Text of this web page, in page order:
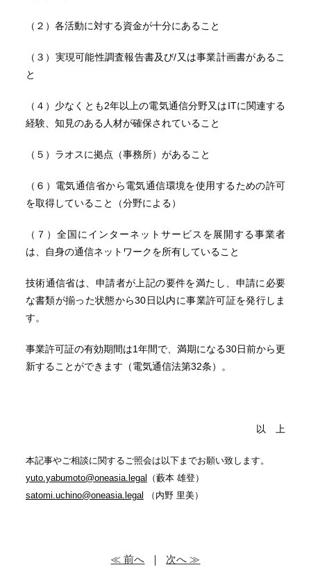
（２）各活動に対する資金が十分にあること
（３）実現可能性調査報告書及び/又は事業計画書があるこ
と
（４）少なくとも2年以上の電気通信分野又はITに関連する
経験、知見のある人材が確保されていること
（５）ラオスに拠点（事務所）があること
（６）電気通信省から電気通信環境を使用するための許可
を取得していること（分野による）
（７）全国にインターネットサービスを展開する事業者
は、自身の通信ネットワークを所有していること
技術通信省は、申請者が上記の要件を満たし、申請に必要
な書類が揃った状態から30日以内に事業許可証を発行しま
す。
事業許可証の有効期間は1年間で、満期になる30日前から更
新することができます（電気通信法第32条）。
以 上
本記事やご相談に関するご照会は以下までお願い致します。
yuto.yabumoto@oneasia.legal
（藪本 雄登）
satomi.uchino@oneasia.legal
（内野 里美）
≪ 前へ ｜ 次へ ≫